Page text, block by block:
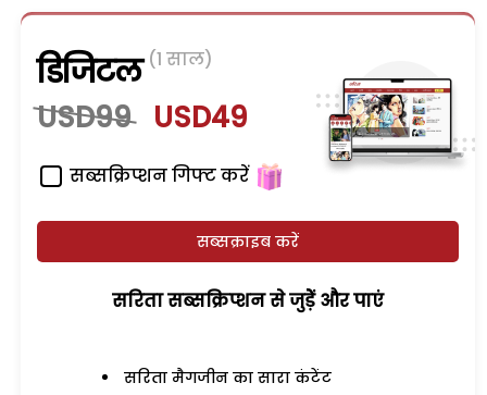
डिजिटल (1 साल)
USD99 USD49
सब्सक्रिप्शन गिफ्ट करें
सब्सक्राइब करें
सरिता सब्सक्रिप्शन से जुड़ेें और पाएं
सरिता मैगजीन का सारा कंटेंट